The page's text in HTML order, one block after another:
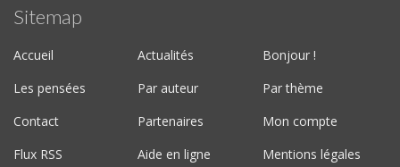
Sitemap
Accueil Actualités
Bonjour !
Les pensées
Par auteur
Par thème
Contact
Partenaires
Mon compte
Flux RSS
Aide en ligne Mentions légales